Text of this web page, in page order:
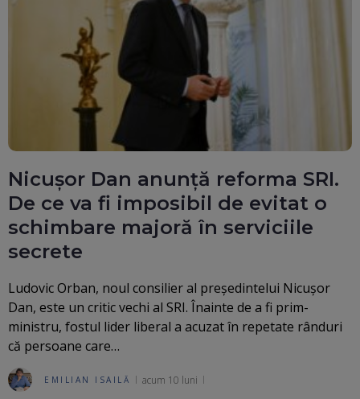
Nicușor Dan anunță reforma SRI.
De ce va fi imposibil de evitat o
schimbare majoră în serviciile
secrete
Ludovic Orban, noul consilier al președintelui Nicușor
Dan, este un critic vechi al SRI. Înainte de a fi prim-
ministru, fostul lider liberal a acuzat în repetate rânduri
că persoane care…
EMILIAN ISAILĂ acum 10 luni